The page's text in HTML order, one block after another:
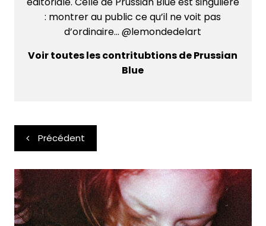
: montrer au public ce qu’il ne voit pas
d’ordinaire... @lemondedelart
Voir toutes les contritubtions de Prussian
Blue
Navigation
de
l’article
Précédent